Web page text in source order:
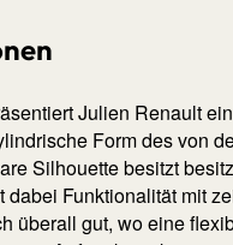
Julien Renault
Form des von
Silhouette besitzt
Funktionalität mit
überall gut, wo eine